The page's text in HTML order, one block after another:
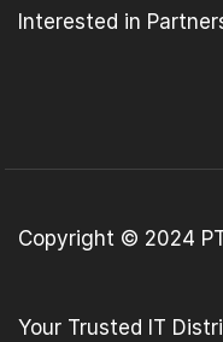
Interested in
Copyright © 2024
Your Trusted IT